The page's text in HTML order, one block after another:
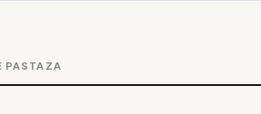
PASTAZA